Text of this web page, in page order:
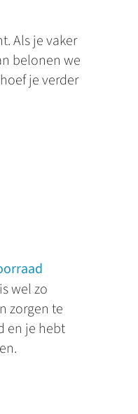
Als je vaker
belonen we
je verder
wel zo
zorgen te
en je hebt